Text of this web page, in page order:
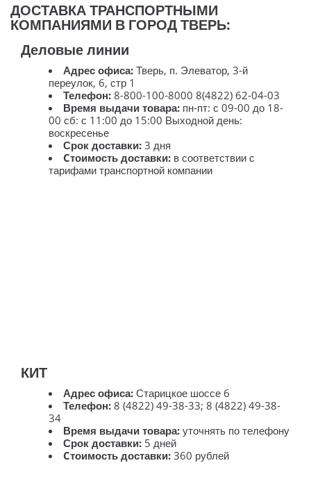
ДОСТАВКА ТРАНСПОРТНЫМИ
КОМПАНИЯМИ В ГОРОД ТВЕРЬ:
Деловые линии
Адрес офиса: Тверь, п. Элеватор, 3-й
переулок, 6, стр 1
Телефон: 8-800-100-8000 8(4822) 62-04-03
Время выдачи товара: пн-пт: с 09-00 до 18-
00 сб: с 11:00 до 15:00 Выходной день:
воскресенье
Срок доставки: 3 дня
Cтоимость доставки: в соответствии с
тарифами транспортной компании
КИТ
Адрес офиса: Старицкое шоссе 6
Телефон: 8 (4822) 49-38-33; 8 (4822) 49-38-
34
Время выдачи товара: уточнять по телефону
Срок доставки: 5 дней
Cтоимость доставки: 360 рублей